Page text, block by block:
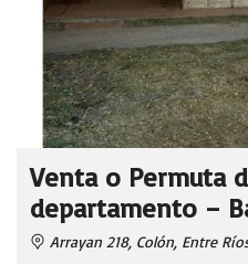
Venta o Permuta
departamento –
Arrayan 218, Colón, Entre